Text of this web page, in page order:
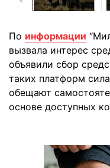
По информации
вызвала интерес
объявили сбор
таких платформ
обещают
основе доступных